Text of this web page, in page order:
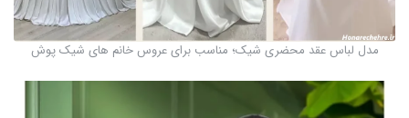
مدل لباس عقد محضری شیک؛ مناسب برای عروس خانم های شیک پوش